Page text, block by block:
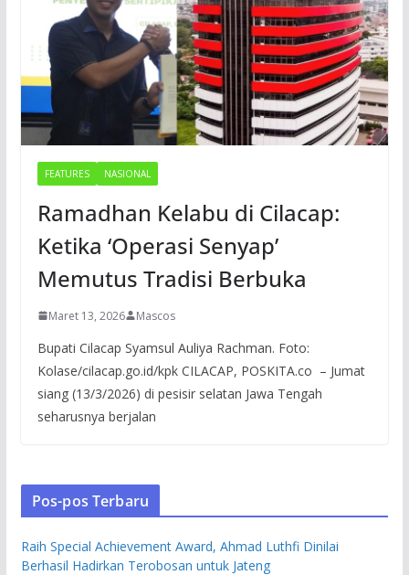
FEATURES NASIONAL
Ramadhan Kelabu di Cilacap:
Ketika ‘Operasi Senyap’
Memutus Tradisi Berbuka
Maret 13, 2026 Mascos
Bupati Cilacap Syamsul Auliya Rachman. Foto:
Kolase/cilacap.go.id/kpk CILACAP, POSKITA.co – Jumat
siang (13/3/2026) di pesisir selatan Jawa Tengah
seharusnya berjalan
Pos-pos Terbaru
Raih Special Achievement Award, Ahmad Luthfi Dinilai
Berhasil Hadirkan Terobosan untuk Jateng